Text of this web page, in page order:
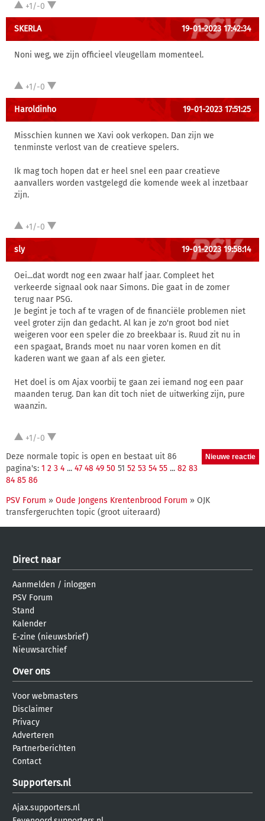
+1/-0
SKERLA 19-01-2023 17:42:34
Noni weg, we zijn officieel vleugellam momenteel.
+1/-0
Haroldinho 19-01-2023 17:51:25
Misschien kunnen we Xavi ook verkopen. Dan zijn we
tenminste verlost van de creatieve spelers.
Ik mag toch hopen dat er heel snel een paar creatieve
aanvallers worden vastgelegd die komende week al inzetbaar
zijn.
+1/-0
sly 19-01-2023 19:58:14
Oei...dat wordt nog een zwaar half jaar. Compleet het
verkeerde signaal ook naar Simons. Die gaat in de zomer
terug naar PSG.
Je begint je toch af te vragen of de financiële problemen niet
veel groter zijn dan gedacht. Al kan je zo'n groot bod niet
weigeren voor een speler die zo breekbaar is. Ruud zit nu in
een spagaat, Brands moet nu naar voren komen en dit
kaderen want we gaan af als een gieter.
Het doel is om Ajax voorbij te gaan zei iemand nog een paar
maanden terug. Dan kan dit toch niet de uitwerking zijn, pure
waanzin.
+1/-0
Deze normale topic is open en bestaat uit 86
pagina's: 1 2 3 4 ... 47 48 49 50 51 52 53 54 55 ... 82 83
84 85 86
PSV Forum » Oude Jongens Krentenbrood Forum » OJK
transfergeruchten topic (groot uiteraard)
Direct naar
Aanmelden / inloggen
PSV Forum
Stand
Kalender
E-zine (nieuwsbrief)
Nieuwsarchief
Over ons
Voor webmasters
Disclaimer
Privacy
Adverteren
Partnerberichten
Contact
Supporters.nl
Ajax.supporters.nl